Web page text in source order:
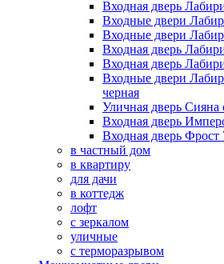
Входная дверь
Входные двери
Входные двери
Входная дверь
Входная дверь
Входные двери
черная
Уличная дверь Сияна
Входная дверь
Входная дверь Фрост
в частный дом
в квартиру
для дачи
в коттедж
лофт
с зеркалом
уличные
с терморазрывом